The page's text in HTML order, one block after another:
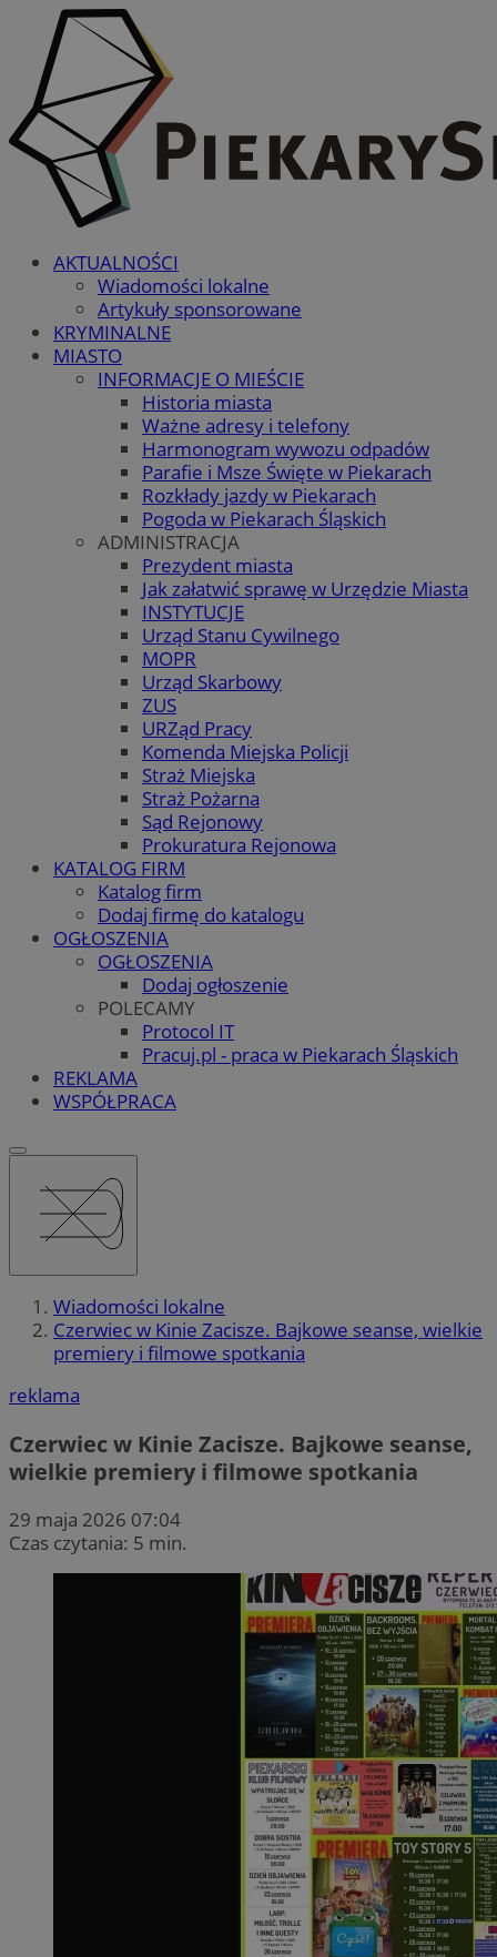
AKTUALNOŚCI
Wiadomości lokalne
Artykuły sponsorowane
KRYMINALNE
MIASTO
INFORMACJE O MIEŚCIE
Historia miasta
Ważne adresy i telefony
Harmonogram wywozu odpadów
Parafie i Msze Święte w Piekarach
Rozkłady jazdy w Piekarach
Pogoda w Piekarach Śląskich
ADMINISTRACJA
Prezydent miasta
Jak załatwić sprawę w Urzędzie Miasta
INSTYTUCJE
Urząd Stanu Cywilnego
MOPR
Urząd Skarbowy
ZUS
URZąd Pracy
Komenda Miejska Policji
Straż Miejska
Straż Pożarna
Sąd Rejonowy
Prokuratura Rejonowa
KATALOG FIRM
Katalog firm
Dodaj firmę do katalogu
OGŁOSZENIA
OGŁOSZENIA
Dodaj ogłoszenie
POLECAMY
Protocol IT
Pracuj.pl - praca w Piekarach Śląskich
REKLAMA
WSPÓŁPRACA
Wiadomości lokalne
Czerwiec w Kinie Zacisze. Bajkowe seanse, wielkie
premiery i filmowe spotkania
reklama
Czerwiec w Kinie Zacisze. Bajkowe seanse,
wielkie premiery i filmowe spotkania
29 maja 2026 07:04
Czas czytania: 5 min.